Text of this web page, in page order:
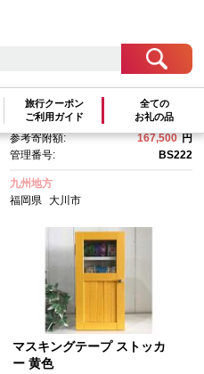
旅行クーポン
ご利用ガイド
全ての
お礼の品
PenChest(Walnut) ペン・万年
筆が45本収納できるペンストレ
ージチェスト メラミンウォー
ルナット
交換pt: 167,500
参考寄附額:
167,500 円
管理番号:
BS222
九州地方
福岡県 大川市
マスキングテープ ストッカ
ー 黄色